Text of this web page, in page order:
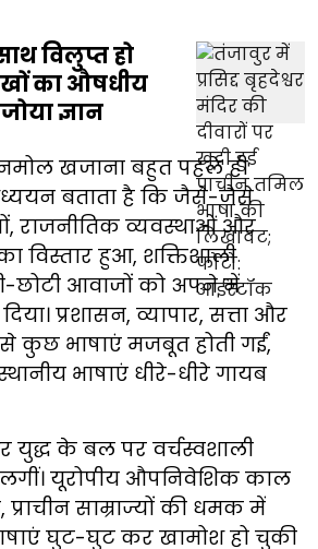
विलुप्त हो
का औषधीय
ज्ञान
खजाना बहुत पहले ही
बताता है कि जैसे-जैसे
राजनीतिक व्यवस्थाओं और
विस्तार हुआ, शक्तिशाली
छोटी आवाजों को अपने में
प्रशासन, व्यापार, सत्ता और
कुछ भाषाएं मजबूत होती गईं,
भाषाएं धीरे-धीरे गायब
युद्ध के बल पर वर्चस्वशाली
लगीं। यूरोपीय औपनिवेशिक काल
साम्राज्यों की धमक में
घुट-घुट कर खामोश हो चुकी